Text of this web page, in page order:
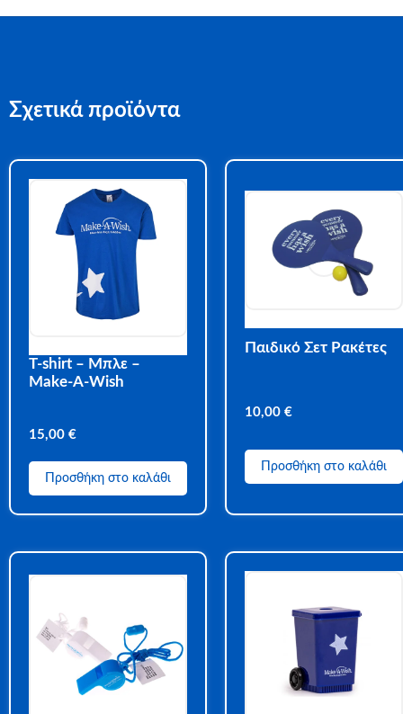
Σχετικά προϊόντα
T-shirt – Μπλε –
Make-A-Wish
15,00 €
Προσθήκη στο καλάθι
Παιδικό Σετ Ρακέτες
10,00 €
Προσθήκη στο καλάθι